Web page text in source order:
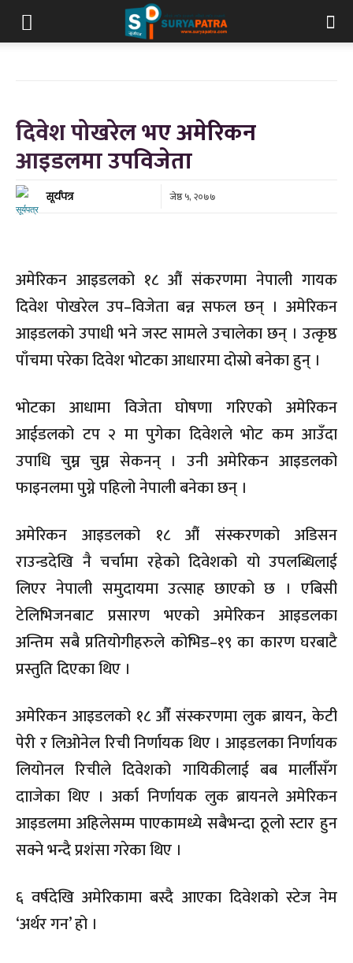
दिवेश पोखरेल भए अमेरिकन
आइडलमा उपविजेता
सूर्यपत्र जेष्ठ ५, २०७७
अमेरिकन आइडलको १८ औं संकरणमा नेपाली गायक
दिवेश पोखरेल उप–विजेता बन्न सफल छन् । अमेरिकन
आइडलको उपाधी भने जस्ट सामले उचालेका छन् । उत्कृष्ठ
पाँचमा परेका दिवेश भोटका आधारमा दोस्रो बनेका हुन् ।
भोटका आधामा विजेता घोषणा गरिएको अमेरिकन
आईडलको टप २ मा पुगेका दिवेशले भोट कम आउँदा
उपाधि चुम्न चुम्न सेकनन् । उनी अमेरिकन आइडलको
फाइनलमा पुग्ने पहिलो नेपाली बनेका छन् ।
अमेरिकन आइडलको १८ औं संस्करणको अडिसन
राउन्डदेखि नै चर्चामा रहेको दिवेशको यो उपलब्धिलाई
लिएर नेपाली समुदायमा उत्साह छाएको छ । एबिसी
टेलिभिजनबाट प्रसारण भएको अमेरिकन आइडलका
अन्तिम सबै प्रतियोगीहरुले कोभिड–१९ का कारण घरबाटै
प्रस्तुति दिएका थिए ।
अमेरिकन आइडलको १८ औँ संस्करणमा लुक ब्रायन, केटी
पेरी र लिओनेल रिची निर्णायक थिए । आइडलका निर्णायक
लियोनल रिचीले दिवेशको गायिकीलाई बब मार्लीसँग
दााजेका थिए । अर्का निर्णायक लुक ब्रायनले अमेरिकन
आइडलमा अहिलेसम्म पाएकामध्ये सबैभन्दा ठूलो स्टार हुन
सक्ने भन्दै प्रशंसा गरेका थिए ।
६ वर्षदेखि अमेरिकामा बस्दै आएका दिवेशको स्टेज नेम
‘अर्थर गन’ हो ।